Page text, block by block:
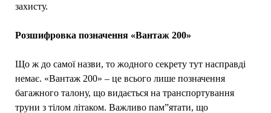
захисту.
Розшифровка позначення «Вантаж 200»
Що ж до самої назви, то жодного секрету тут насправді
немає. «Вантаж 200» – це всього лише позначення
багажного талону, що видається на транспортування
труни з тілом літаком. Важливо пам”ятати, що